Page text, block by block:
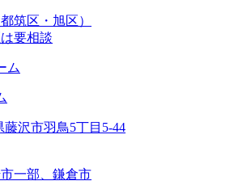
筑区・旭区）
要相談
沢市羽鳥5丁目5-44
一部、鎌倉市